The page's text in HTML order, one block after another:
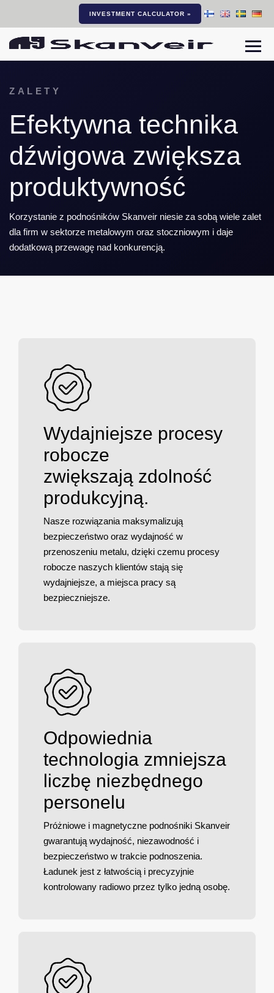
INVESTMENT CALCULATOR »
ZALETY
Efektywna technika
dźwigowa zwiększa
produktywność
Korzystanie z podnośników Skanveir niesie za sobą wiele zalet
dla firm w sektorze metalowym oraz stoczniowym i daje
dodatkową przewagę nad konkurencją.
Wydajniejsze procesy
robocze
zwiększają zdolność
produkcyjną.
Nasze rozwiązania maksymalizują
bezpieczeństwo oraz wydajność w
przenoszeniu metalu, dzięki czemu procesy
robocze naszych klientów stają się
wydajniejsze, a miejsca pracy są
bezpieczniejsze.
Odpowiednia
technologia zmniejsza
liczbę niezbędnego
personelu
Próżniowe i magnetyczne podnośniki Skanveir
gwarantują wydajność, niezawodność i
bezpieczeństwo w trakcie podnoszenia.
Ładunek jest z łatwością i precyzyjnie
kontrolowany radiowo przez tylko jedną osobę.